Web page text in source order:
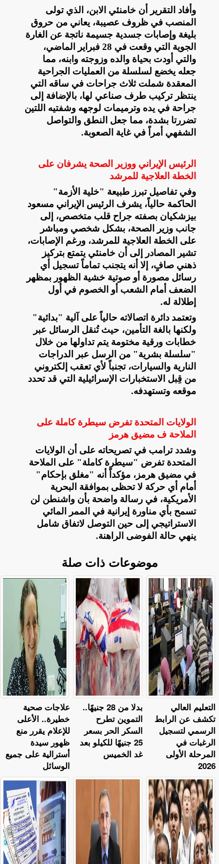
وأفاد التقرير أن خامنئي الابن، الذي تولى
المنصب في ظروف عصيبة، يعاني من حروق
بليغة وإصابات جسدية جسيمة ناتجة عن الغارة
الجوية التي وقعت في 28 فبراير الماضي،
والتي أودت بحياة والده وزوجته وابنه، مما
جعله يخضع لسلسلة من العمليات الجراحية
المعقدة شملت ثلاث جراحات في ساقه التي
ينتظر تركيب طرف صناعي لها، بالإضافة إلى
جراحة في يده وترميمات لوجهه وشفتيه اللتين
تضررتا بشدة، مما جعل النطق والتواصل
الشفهي أمراً في غاية الصعوبة.
الرئيس الإيراني ووزير الصحة يشرفان على
الخطة العلاجية للمرشد
وفي تفاصيل تبرز طبيعة "خلية الأزمة"
الحاكمة حالياً، يشرف الرئيس الإيراني مسعود
بيزشكيان بصفته جراح قلب متخصص، إلى
جانب وزير الصحة، بشكل شخصي ومباشر
على الخطة العلاجية للمرشد، ورغم الإصابات،
تشير المصادر إلى أن خامنئي يتمتع بتركيز
ذهني صافٍ، إلا أنه يتجنب تماماً تسجيل أي
رسائل مصورة أو صوتية خشية الظهور بمظهر
الضعف أمام الشعب أو الخصوم في أول
إطلالة له.
وتعتمد دائرة اتصالاته حالياً على آلية "بدائية"
ولكنها بالغة التأمين، حيث تُنقل الرسائل عبر
خطابات ورقية مختومة يتم تداولها من خلال
"سلسلة بشرية" من الرسل عبر الدراجات
النارية والسيارات، تجنباً لأي تعقب إلكتروني
من قِبل الاستخبارات الإسرائيلية التي قد تحدد
موقعه وتستهدفه.
الولايات المتحدة تفرض سيطرة كاملة على
الملاحة ف مضيق هرمز
وشدد ترامب في تصريحاته على أن الولايات
المتحدة تفرض "سيطرة كاملة" على الملاحة
في مضيق هرمز، مؤكداً أنه "مغلق بإحكام"
أمام أي حركة لا تحظى بموافقة البحرية
الأمريكية، في رسالة واضحة بأن واشنطن لن
تسمح بأي مناورة إيرانية في الممر المائي
الاستراتيجي إلى حين التوصل لاتفاق شامل
ينهي حالة الفوضى الراهنة.
موضوعات ذات صلة
علاجات صحية
خطيرة.. الأعلى
للإعلام يقرر منع
ظهور سيدة
أسترالية على جميع
الوسائل
بدلا من 28 جنيهًا..
التموين تطرح
السكر الحر بسعر
25 جنيهًا للكيلو بعد
غد الخميس
التعليم العالي
تكشف عن الرابط
الرسمي لتسجيل
الرغبات في
المرحلة الأولى
2026